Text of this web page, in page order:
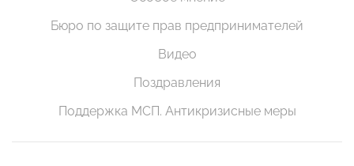
Бюро по защите прав предпринимателей
Видео
Поздравления
Поддержка МСП. Антикризисные меры